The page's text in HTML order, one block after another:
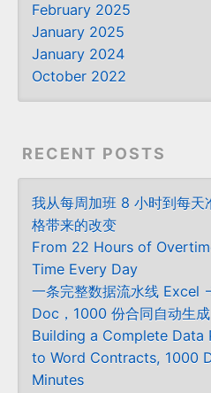
February 2025
January 2025
January 2024
October 2022
RECENT POSTS
我从每周加班 8 小时到每
格带来的改变
From 22 Hours of
Time Every Day
一条完整数据流水线
Doc，1000 份合同自动生成
Building a Complete Data
to Word Contracts, 1000
Minutes